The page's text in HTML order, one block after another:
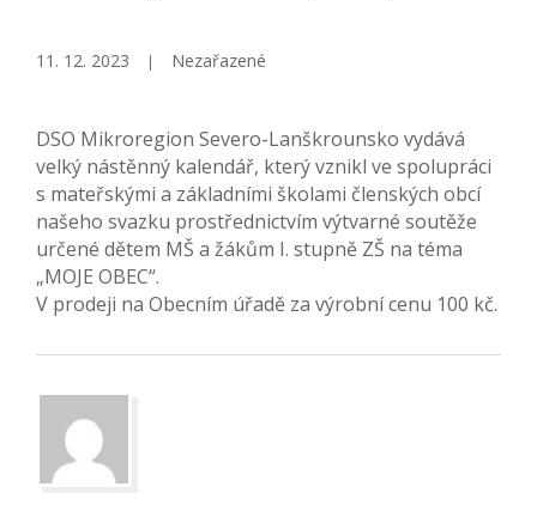
11. 12. 2023 Nezařazené
DSO Mikroregion Severo-Lanškrounsko vydává
velký nástěnný kalendář, který vznikl ve spolupráci
s mateřskými a základními školami členských obcí
našeho svazku prostřednictvím výtvarné soutěže
určené dětem MŠ a žákům I. stupně ZŠ na téma
„MOJE OBEC“.
V prodeji na Obecním úřadě za výrobní cenu 100 kč.